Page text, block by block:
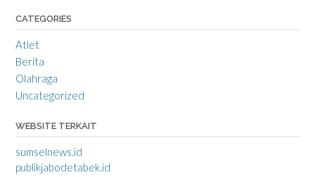
CATEGORIES
Atlet
Berita
Olahraga
Uncategorized
WEBSITE TERKAIT
sumselnews.id
publikjabodetabek.id